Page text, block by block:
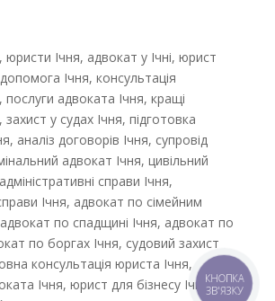
юристи Ічня, адвокат у Ічні, юрист
Ічня, консультація
послуги адвоката Ічня, кращі
у судах Ічня, підготовка
аналіз договорів Ічня, супровід
адвокат Ічня, цивільний
справи Ічня,
Ічня, адвокат по сімейним
по спадщині Ічня, адвокат по
по боргах Ічня, судовий захист
консультація юриста Ічня,
Ічня, юрист для бізнесу Ічня,КНОПКА
ЗВ'ЯЗКУ